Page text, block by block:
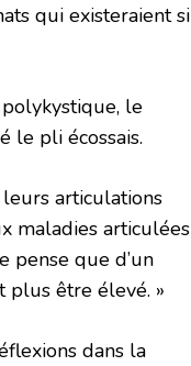
qui existeraient si
le
le pli écossais.
leurs articulations
maladies articulées
pense que d’un
plus être élevé. »
dans la